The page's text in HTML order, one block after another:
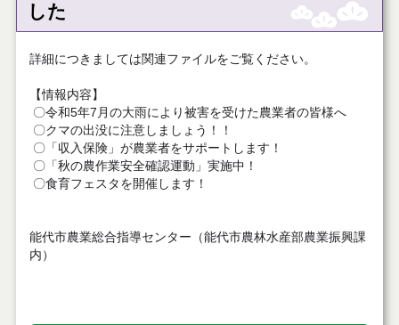
した
詳細につきましては関連ファイルをご覧ください。
【情報内容】
〇令和5年7月の大雨により被害を受けた農業者の皆様へ
〇クマの出没に注意しましょう！！
〇「収入保険」が農業者をサポートします！
〇「秋の農作業安全確認運動」実施中！
〇食育フェスタを開催します！
能代市農業総合指導センター（能代市農林水産部農業振興課
内）